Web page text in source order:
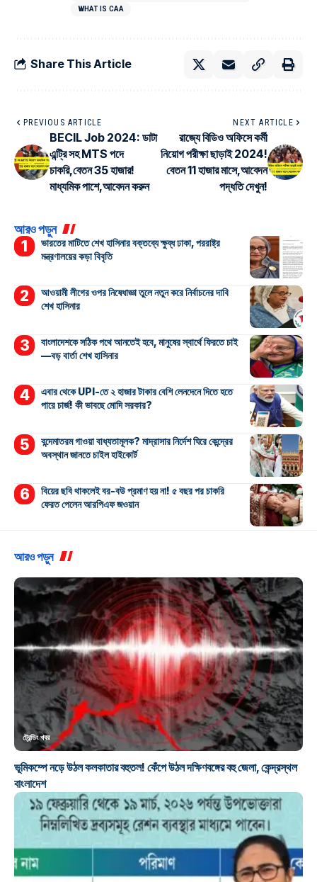
WHAT IS CAA
Share This Article
PREVIOUS ARTICLE
BECIL Job 2024: ডাটা
এন্ট্রি সহ MTS পদে
চাকরি,বেতন 35 হাজার!
মাধ্যমিক পাশে,আবেদন করুন
NEXT ARTICLE
রাজ্যে বিডিও অফিসে কর্মী
নিয়োগ পরীক্ষা ছাড়াই 2024!
বেতন 11 হাজার মাসে,আবেদন
পদ্ধতি দেখুন!
আরও পড়ুন
ভারতের মাটিতে শেখ হাসিনার বক্তব্যে ক্ষুব্ধ ঢাকা, পররাষ্ট্র
মন্ত্রণালয়ের কড়া বিবৃতি
আওয়ামী লীগের ওপর নিষেধাজ্ঞা তুলে নতুন করে নির্বাচনের দাবি
শেখ হাসিনার
বাংলাদেশকে সঠিক পথে আনতেই হবে, মানুষের স্বার্থে ফিরতে চাই
—বড় বার্তা শেখ হাসিনার
এবার থেকে UPI-তে ২ হাজার টাকার বেশি লেনদেনে দিতে হতে
পারে চার্জ! কী ভাবছে মোদি সরকার?
বন্দেমাতরম গাওয়া বাধ্যতামূলক? মাদ্রাসার নির্দেশ ঘিরে কেন্দ্রের
অবস্থান জানতে চাইল হাইকোর্ট
বিয়ের ছবি থাকলেই বর-বউ প্রমাণ হয় না! ৫ বছর পর চাকরি
ফেরত পেলেন আরপিএফ জওয়ান
আরও পড়ুন
ট্রেন্ডিং খবর
ভূমিকম্পে নড়ে উঠল কলকাতার বহুতল! কেঁপে উঠল দক্ষিণবঙ্গের বহু জেলা, কেন্দ্রস্থল
বাংলাদেশ